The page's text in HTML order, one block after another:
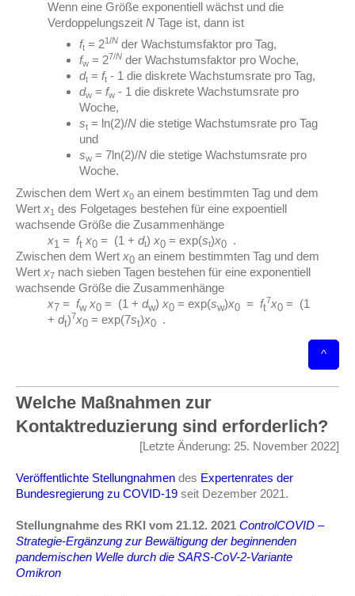
Wenn eine Größe exponentiell wächst und die
Verdoppelungszeit N Tage ist, dann ist
ft = 21/N der Wachstumsfaktor pro Tag,
fw = 27/N der Wachstumsfaktor pro Woche,
dt = ft - 1 die diskrete Wachstumsrate pro Tag,
dw = fw - 1 die diskrete Wachstumsrate pro
Woche,
st = ln(2)/N die stetige Wachstumsrate pro Tag
und
sw = 7ln(2)/N die stetige Wachstumsrate pro
Woche.
Zwischen dem Wert x0 an einem bestimmten Tag und dem
Wert x1 des Folgetages bestehen für eine expoentiell
wachsende Größe die Zusammenhänge
x1 = ft x0 = (1 + dt) x0 = exp(st)x0 .
Zwischen dem Wert x0 an einem bestimmten Tag und dem
Wert x7 nach sieben Tagen bestehen für eine exponentiell
wachsende Größe die Zusammenhänge
x7 = fw x0 = (1 + dw) x0 = exp(sw)x0 = ft
7x0 = (1
+ dt)7x0 = exp(7st)x0 .
^
Welche Maßnahmen zur
Kontaktreduzierung sind erforderlich?
[Letzte Änderung: 25. November 2022]
Veröffentlichte Stellungnahmen des Expertenrates der
Bundesregierung zu COVID-19 seit Dezember 2021.
Stellungnahme des RKI vom 21.12. 2021 ControlCOVID –
Strategie-Ergänzung zur Bewältigung der beginnenden
pandemischen Welle durch die SARS-CoV-2-Variante
Omikron